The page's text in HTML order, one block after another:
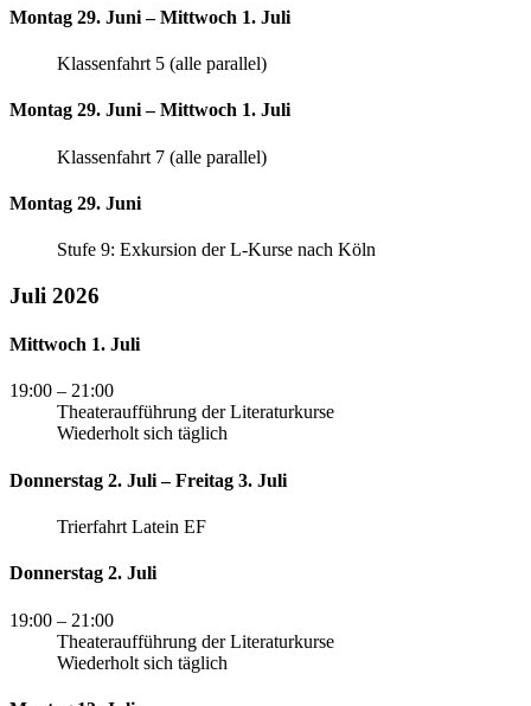
Montag 29. Juni – Mittwoch 1. Juli
Klassenfahrt 5 (alle parallel)
Montag 29. Juni – Mittwoch 1. Juli
Klassenfahrt 7 (alle parallel)
Montag 29. Juni
Stufe 9: Exkursion der L-Kurse nach Köln
Juli 2026
Mittwoch 1. Juli
19:00 – 21:00
Theateraufführung der Literaturkurse
Wiederholt sich täglich
Donnerstag 2. Juli – Freitag 3. Juli
Trierfahrt Latein EF
Donnerstag 2. Juli
19:00 – 21:00
Theateraufführung der Literaturkurse
Wiederholt sich täglich